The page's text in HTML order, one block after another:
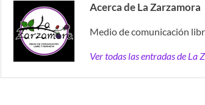
Acerca de La Zarzamora
Medio de comunicación
Ver todas las entradas de La